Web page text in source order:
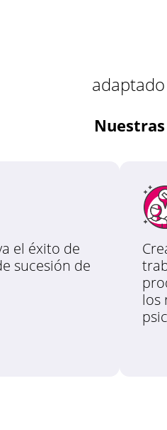
el éxito de
sucesión de
los